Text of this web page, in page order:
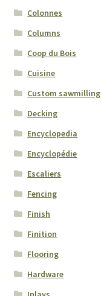
Colonnes
Columns
Coop du Bois
Cuisine
Custom sawmilling
Decking
Encyclopedia
Encyclopédie
Escaliers
Fencing
Finish
Finition
Flooring
Hardware